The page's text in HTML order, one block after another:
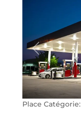
Précédente
Place Catégorie: